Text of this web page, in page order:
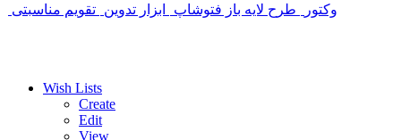
وکتور طرح لایه باز فتوشاپ ابزار تدوین تقویم مناسبتی
Wish Lists
Create
Edit
View